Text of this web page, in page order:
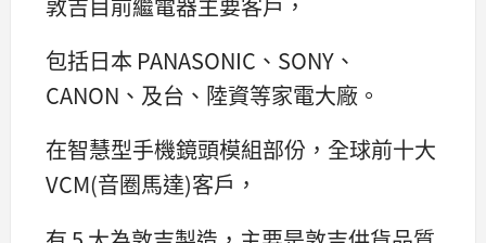
包括日本 PANASONIC、SONY、
CANON、及台、陸資等家電大廠。
在智慧型手機鏡頭模組部份，全球前十大
VCM(音圈馬達)客戶，